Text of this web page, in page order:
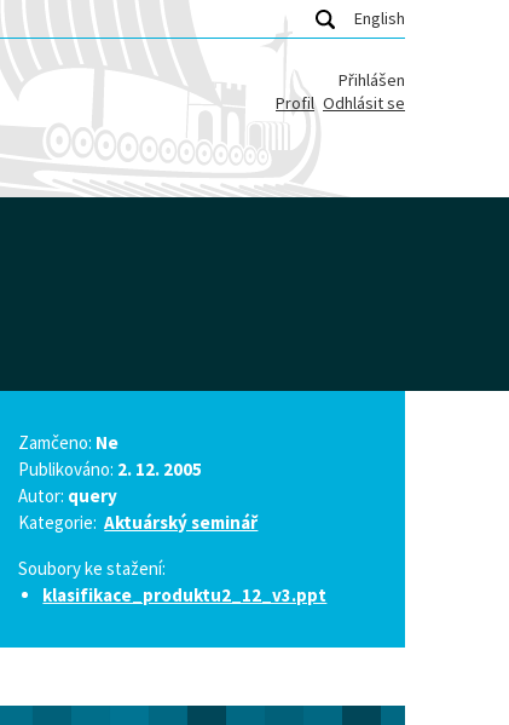
English
Přihlášen
Profil Odhlásit se
Zamčeno: Ne
Publikováno: 2. 12. 2005
Autor: query
Kategorie:Aktuárský seminář
Soubory ke stažení:
klasifikace_produktu2_12_v3.ppt